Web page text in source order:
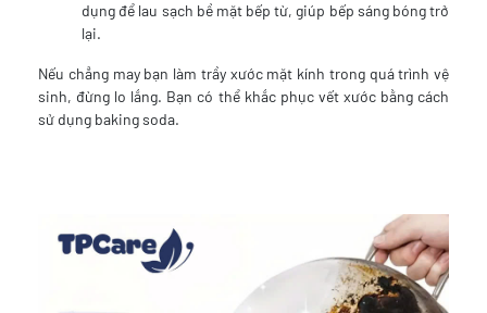
dụng để lau sạch bề mặt bếp từ, giúp bếp sáng bóng trở
lại.
Nếu chẳng may bạn làm trầy xước mặt kính trong quá trình vệ
sinh, đừng lo lắng. Bạn có thể khắc phục vết xước bằng cách
sử dụng baking soda.